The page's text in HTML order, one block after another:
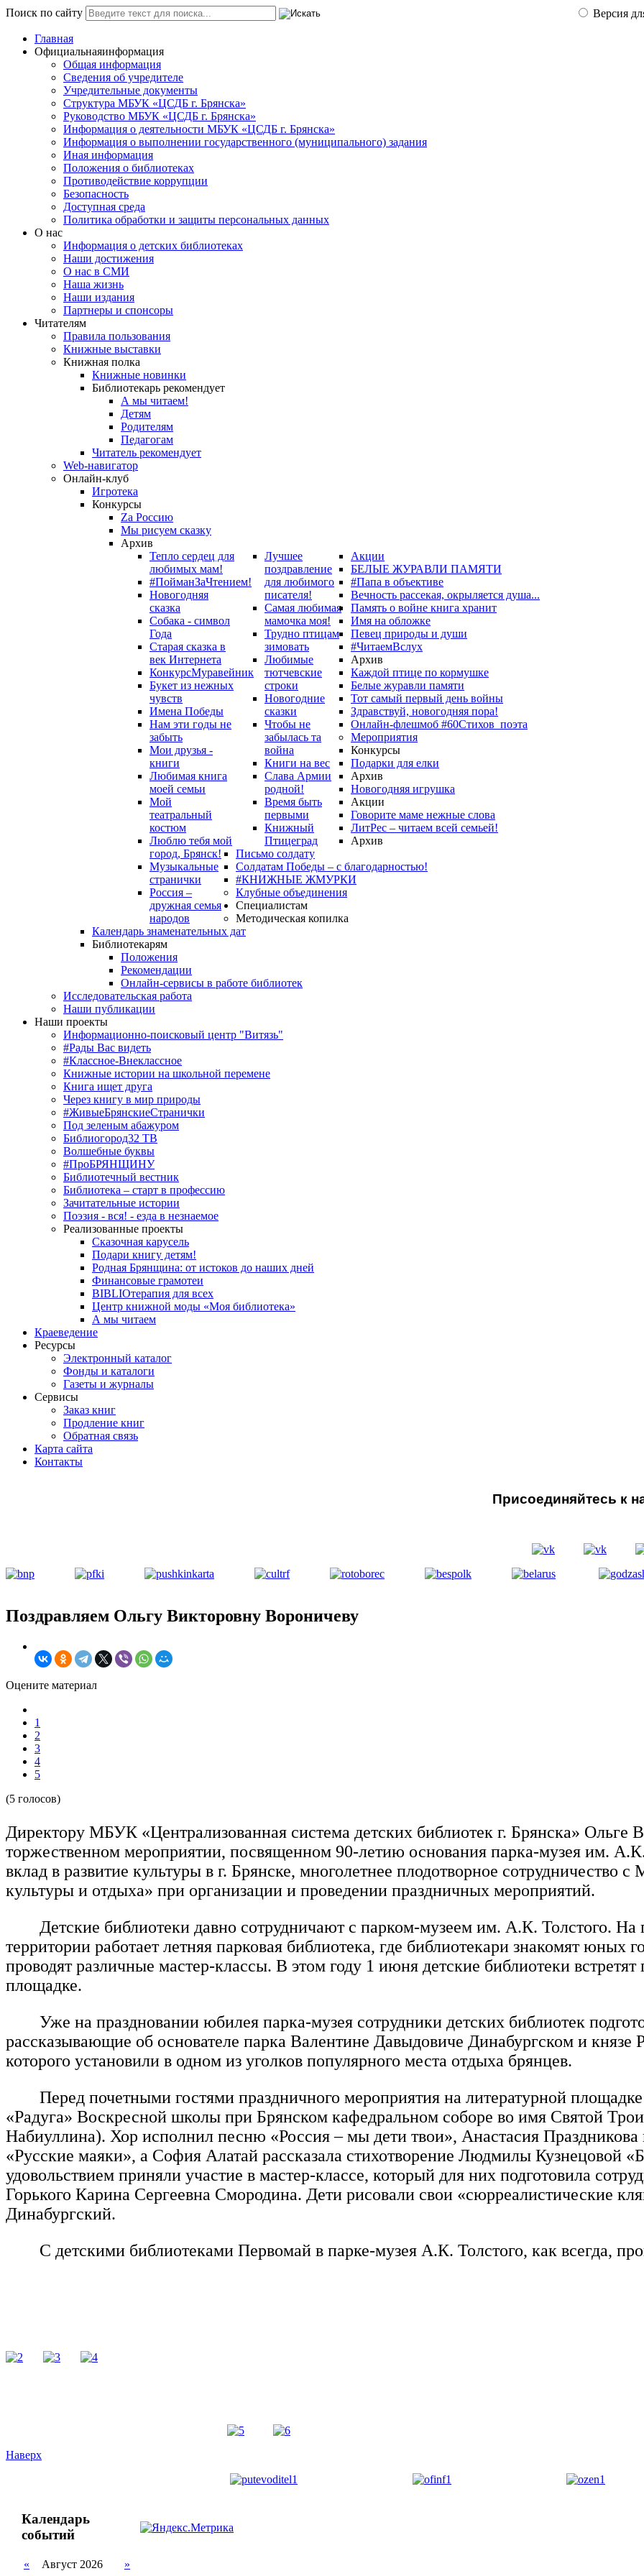
Поиск по сайту Версия
Главная
Официальнаяинформация
Общая информация
Сведения об учредителе
Учредительные документы
Структура МБУК «ЦСДБ г. Брянска»
Руководство МБУК «ЦСДБ г. Брянска»
Информация о деятельности МБУК «ЦСДБ г. Брянска»
Информация о выполнении государственного (муниципального) задания
Иная информация
Положения о библиотеках
Противодействие коррупции
Безопасность
Доступная среда
Политика обработки и защиты персональных данных
О нас
Информация о детских библиотеках
Наши достижения
О нас в СМИ
Наша жизнь
Наши издания
Партнеры и спонсоры
Читателям
Правила пользования
Книжные выставки
Книжная полка
Книжные новинки
Библиотекарь рекомендует
А мы читаем!
Детям
Родителям
Педагогам
Читатель рекомендует
Web-навигатор
Онлайн-клуб
Игротека
Конкурсы
Zа Россию
Мы рисуем сказку
Архив
Тепло сердец для
любимых мам!
#ПойманЗаЧтением!
Новогодняя
сказка
Собака - символ
Года
Старая сказка в
век Интернета
КонкурсМуравейник
Букет из нежных
чувств
Имена Победы
Нам эти годы не
забыть
Мои друзья -
книги
Любимая книга
моей семьи
Мой
театральный
костюм
Люблю тебя мой
город, Брянск!
Музыкальные
странички
Россия –
дружная семья
народов
Лучшее
поздравление
для любимого
писателя!
Самая любимая
мамочка моя!
Трудно птицам
зимовать
Любимые
тютчевские
строки
Новогодние
сказки
Чтобы не
забылась та
война
Книги на вес
Слава Армии
родной!
Время быть
первыми
Книжный
Птицеград
Акции
БЕЛЫЕ ЖУРАВЛИ ПАМЯТИ
#Папа в объективе
Вечность рассекая, окрыляется душа...
Память о войне книга хранит
Имя на обложке
Певец природы и души
#ЧитаемВслух
Архив
Каждой птице по кормушке
Белые журавли памяти
Тот самый первый день войны
Здравствуй, новогодняя пора!
Онлайн-флешмоб #60Стихов_поэта
Мероприятия
Конкурсы
Подарки для елки
Архив
Новогодняя игрушка
Акции
Говорите маме нежные слова
ЛитРес – читаем всей семьей!
Архив
Письмо солдату
Солдатам Победы – с благодарностью!
#КНИЖНЫЕ ЖМУРКИ
Клубные объединения
Специалистам
Методическая копилка
Календарь знаменательных дат
Библиотекарям
Положения
Рекомендации
Онлайн-сервисы в работе библиотек
Исследовательская работа
Наши публикации
Наши проекты
Информационно-поисковый центр "Витязь"
#Рады Вас видеть
#Классное-Внеклассное
Книжные истории на школьной перемене
Книга ищет друга
Через книгу в мир природы
#ЖивыеБрянскиеСтранички
Под зеленым абажуром
Библиогород32 ТВ
Волшебные буквы
#ПроБРЯНЩИНУ
Библиотечный вестник
Библиотека – старт в профессию
Зачитательные истории
Поэзия - вся! - езда в незнаемое
Реализованные проекты
Сказочная карусель
Подари книгу детям!
Родная Брянщина: от истоков до наших дней
Финансовые грамотеи
BIBLIOтерапия для всех
Центр книжной моды «Моя библиотека»
А мы читаем
Краеведение
Ресурсы
Электронный каталог
Фонды и каталоги
Газеты и журналы
Сервисы
Заказ книг
Продление книг
Обратная связь
Карта сайта
Контакты
Присоединяйтесь к
Поздравляем Ольгу Викторовну Вороничеву
Оцените материал
1
2
3
4
5
(5 голосов)
Директору МБУК «Централизованная система детских библиотек г. Брянска» Ольге
торжественном мероприятии, посвященном 90-летию основания парка-музея им.
вклад в развитие культуры в г. Брянске, многолетнее плодотворное сотрудничество
культуры и отдыха» при организации и проведении праздничных мероприятий.
Детские библиотеки давно сотрудничают с парком-музеем им. А.К. Толстого. На
территории работает летняя парковая библиотека, где библиотекари знакомят
проводят различные мастер-классы. В этом году 1 июня детские библиотеки
площадке.
Уже на праздновании юбилея парка-музея сотрудники детских библиотек
рассказывающие об основателе парка Валентине Давыдовиче Динабургском и князе
которого установили в одном из уголков популярного места отдыха брянцев.
Перед почетными гостями праздничного мероприятия на литературной
«Радуга» Воскресной школы при Брянском кафедральном соборе во имя Святой
Набиуллина). Хор исполнил песню «Россия – мы дети твои», Анастасия
«Русские маяки», а София Алатай рассказала стихотворение Людмилы Кузнецовой
удовольствием приняли участие в мастер-классе, который для них подготовила
Горького Карина Сергеевна Смородина. Дети рисовали свои «сюрреалистические
Динабургский.
С детскими библиотеками Первомай в парке-музея А.К. Толстого, как всегда,
Наверх
Календарь
событий
« Август 2026
»